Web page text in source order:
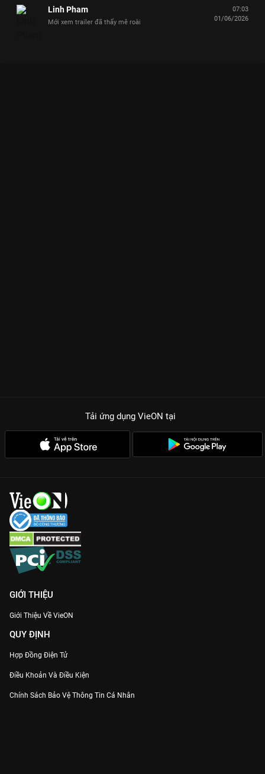
Linh Pham
Mới xem trailer đã thấy mê roài
07:03
01/06/2026
Tải ứng dụng VieON tại
GIỚI THIỆU
Giới Thiệu Về VieON
QUY ĐỊNH
Hợp Đồng Điện Tử
Điều Khoản Và Điều Kiện
Chính Sách Bảo Vệ Thông Tin Cá Nhân